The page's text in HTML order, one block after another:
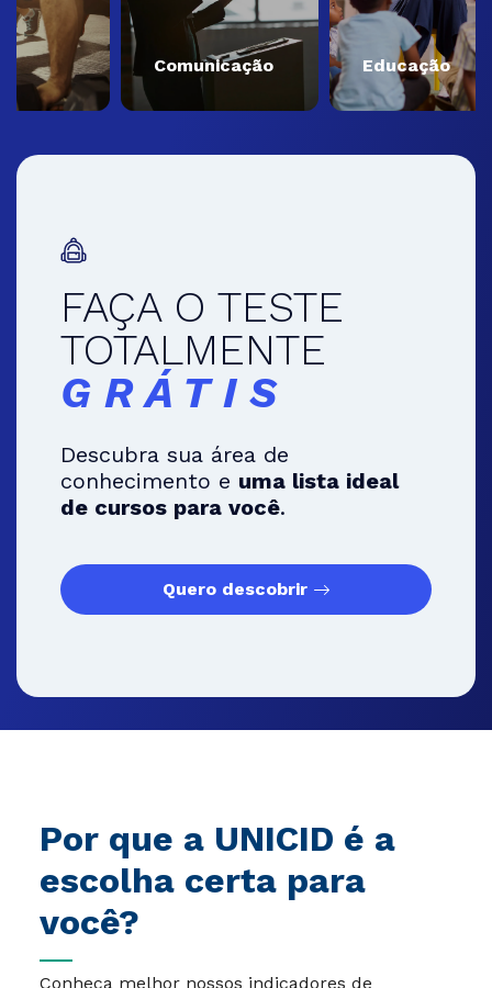
Comunicação Educação
FAÇA O TESTE
TOTALMENTE
GRÁTIS
Descubra sua área de
conhecimento e uma lista ideal
de cursos para você.
Quero descobrir
Por que a UNICID é a
escolha certa para
você?
Conheça melhor nossos indicadores de